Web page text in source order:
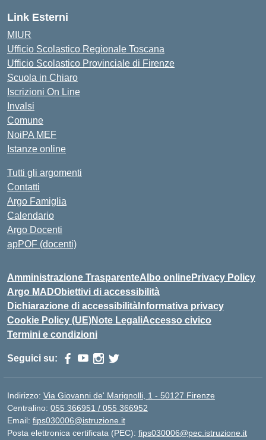
Link Esterni
MIUR
Ufficio Scolastico Regionale Toscana
Ufficio Scolastico Provinciale di Firenze
Scuola in Chiaro
Iscrizioni On Line
Invalsi
Comune
NoiPA MEF
Istanze online
Tutti gli argomenti
Contatti
Argo Famiglia
Calendario
Argo Docenti
apPOF (docenti)
Amministrazione TrasparenteAlbo onlinePrivacy Policy
Argo MADObiettivi di accessibilità
Dichiarazione di accessibilità Informativa privacy
Cookie Policy (UE)Note LegaliAccesso civico
Termini e condizioni
Seguici su:
Indirizzo: Via Giovanni de' Marignolli, 1 - 50127 Firenze
Centralino: 055 366951 / 055 366952
Email: fips030006@istruzione.it
Posta elettronica certificata (PEC): fips030006@pec.istruzione.it